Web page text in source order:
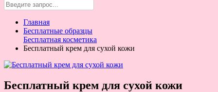
Главная
Бесплатные образцы
Бесплатная косметика
Бесплатный крем для сухой кожи
Бесплатный крем для сухой кожи